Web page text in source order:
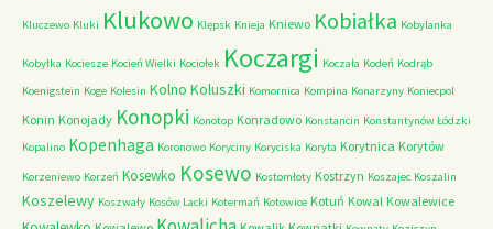
Kluczewo Kluki Klukowo Klępsk Knieja Kniewo Kobiałka Kobylanka
Kobyłka Kociesze Kocień Wielki Kociołek Koczargi Koczała Kodeń Kodrąb
Koenigstein Koge Kolesin Kolno Koluszki Komornica Kompina Konarzyny Koniecpol
Konin Konojady Konopki Konotop Konradowo Konstancin Konstantynów Łódzki
Kopalino Kopenhaga Koronowo Koryciny Koryciska Koryta Korytnica Korytów
Korzeniewo Korzeń Kosewko Kosewo Kostomłoty Kostrzyn Koszajec Koszalin
Koszelewy Koszwały Kosów Lacki Kotermań Kotowice Kotuń Kowal Kowalewice